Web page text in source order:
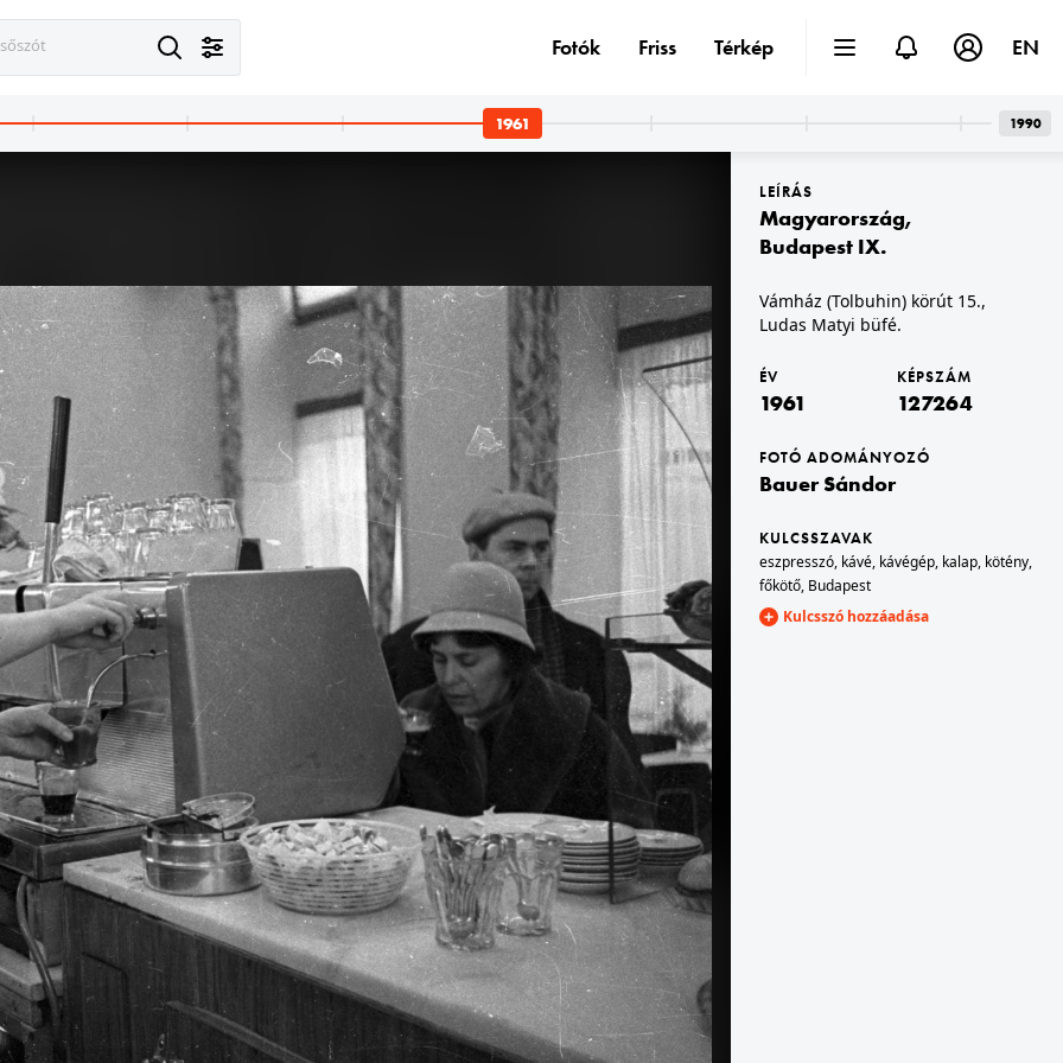
irodalomtörténész.
1961 · Budapest XIV.
Stefánia (Népstadion) út, jobbra a Népstadion köz (Rövid utca) torkolata.
1961 · Magyarország,Balaton
Illés György operatőr és unokatestvére, Kármentő Éva vágó. A felvétel Keleti Márton Nem ér a nevem című filmjének forgatásakor készült.
1961 · Ajka
Hőerőmű, ebédlő.
1961 · Ajka
Hőerőmű, ebédlő.
1961 · Salgótarján
December 8. (Lenin) tér, Salgó étterem és eszpresszó.
1961 · Salgótarján
December 8. (Lenin) tér, Salgó étterem és eszpresszó.
eszpresszó.
1961 · Budapest V.
Dorottya utca 1., Aero eszpresszó.
1961 · Budapest V.
Dorottya utca 1., Aero eszpresszó.
1961 · Budapest VIII.
Rákóczi út 17., Vajas sütemények boltja.
LEÍRÁS
Magyarország,
Budapest IX.
Vámház (Tolbuhin) körút 15.,
Ludas Matyi büfé.
ÉV
1961
KÉPSZÁM
127264
FOTÓ ADOMÁNYOZÓ
Bauer Sándor
KULCSSZAVAK
eszpresszó, kávé, kávégép, kalap, kötény,
főkötő, Budapest
Kulcsszó hozzáadása
Fotók Friss Térkép EN
1990
1961